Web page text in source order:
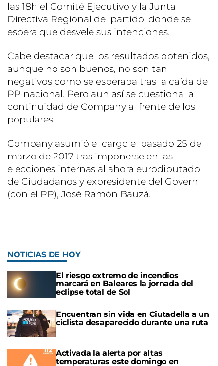
las 18h el Comité Ejecutivo y la Junta
Directiva Regional del partido, donde se
espera que desvele sus intenciones.
Cabe destacar que los resultados obtenidos,
aunque no son buenos, no son tan
negativos como se esperaba tras la caída del
PP nacional. Pero aun así se cuestiona la
continuidad de Company al frente de los
populares.
Company asumió el cargo el pasado 25 de
marzo de 2017 tras imponerse en las
elecciones internas al ahora eurodiputado
de Ciudadanos y expresidente del Govern
(con el PP), José Ramón Bauzá.
NOTICIAS DE HOY
El riesgo extremo de incendios
marcará en Baleares la jornada del
eclipse total de Sol
Encuentran sin vida en Ciutadella a un
ciclista desaparecido durante una ruta
Activada la alerta por altas
temperaturas este domingo en